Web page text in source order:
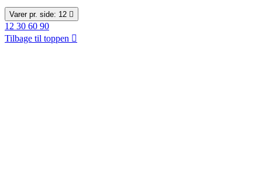
Varer pr. side: 12 
12 30 60 90
Tilbage til toppen 